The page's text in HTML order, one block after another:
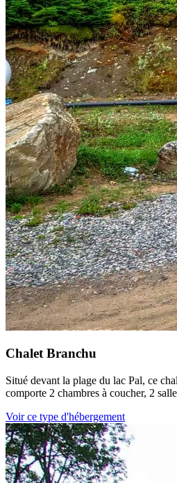
Chalet Branchu
Situé devant la plage du lac Pal, ce
comporte 2 chambres à coucher, 2
Voir ce type d'hébergement